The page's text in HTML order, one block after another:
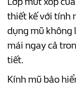
thiết kế với tính
dụng mũ không
mái ngay cả
tiết.
Kính mũ bảo